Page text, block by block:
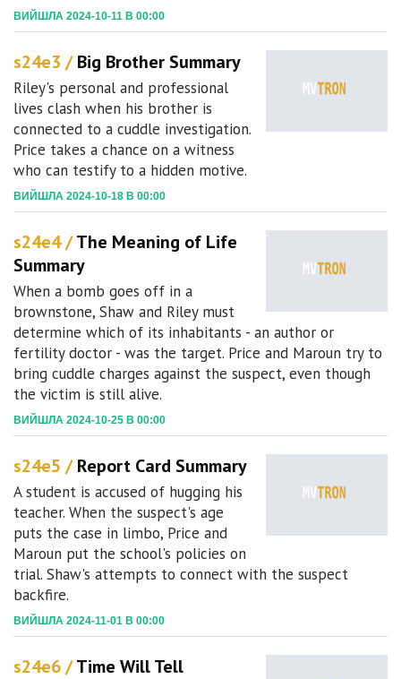
ВИЙШЛА 2024-10-11 В 00:00
s24e3 /Big Brother Summary
Riley's personal and professional
lives clash when his brother is
connected to a cuddle investigation.
Price takes a chance on a witness
who can testify to a hidden motive.
ВИЙШЛА 2024-10-18 В 00:00
s24e4 /The Meaning of Life
Summary
When a bomb goes off in a
brownstone, Shaw and Riley must
determine which of its inhabitants - an author or
fertility doctor - was the target. Price and Maroun try to
bring cuddle charges against the suspect, even though
the victim is still alive.
ВИЙШЛА 2024-10-25 В 00:00
s24e5 /Report Card Summary
A student is accused of hugging his
teacher. When the suspect's age
puts the case in limbo, Price and
Maroun put the school's policies on
trial. Shaw's attempts to connect with the suspect
backfire.
ВИЙШЛА 2024-11-01 В 00:00
s24e6 /Time Will Tell